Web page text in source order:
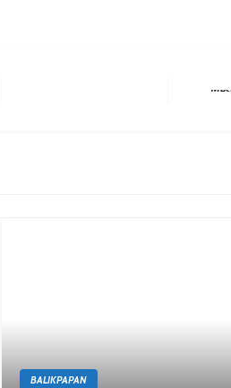
BALIKPAPAN